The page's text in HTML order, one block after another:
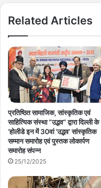
Related Articles
प्रतिष्ठित सामाजिक, सांस्कृतिक एवं
साहित्यिक संस्था “उद्भव” द्वारा दिल्ली के
‘होलीडे इन में 30वां ‘उद्भव’ सांस्कृतिक
सम्मान समारोह एवं पुस्तक लोकार्पण
समारोह संपन्न
25/12/2025